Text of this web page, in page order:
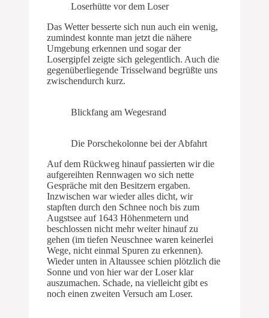
Loserhütte vor dem Loser
Das Wetter besserte sich nun auch ein wenig,
zumindest konnte man jetzt die nähere
Umgebung erkennen und sogar der
Losergipfel zeigte sich gelegentlich. Auch die
gegenüberliegende Trisselwand begrüßte uns
zwischendurch kurz.
Blickfang am Wegesrand
Die Porschekolonne bei der Abfahrt
Auf dem Rückweg hinauf passierten wir die
aufgereihten Rennwagen wo sich nette
Gespräche mit den Besitzern ergaben.
Inzwischen war wieder alles dicht, wir
stapften durch den Schnee noch bis zum
Augstsee auf 1643 Höhenmetern und
beschlossen nicht mehr weiter hinauf zu
gehen (im tiefen Neuschnee waren keinerlei
Wege, nicht einmal Spuren zu erkennen).
Wieder unten in Altaussee schien plötzlich die
Sonne und von hier war der Loser klar
auszumachen. Schade, na vielleicht gibt es
noch einen zweiten Versuch am Loser.